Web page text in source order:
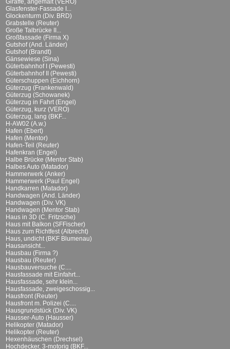
Giraffe, angemalt (VERO)
Glasfenster-Fassade I...
Glockenturm (Div. BRD)
Grabstelle (Reuter)
Große Talbrücke II...
Großfassade (Firma X)
Gutshof (And. Länder)
Gutshof (Brandt)
Gänsewiese (Sina)
Güterbahnhof I (Pewesti)
Güterbahnhof II (Pewesti)
Güterschuppen (Eichhorn)
Güterzug (Frankenwald)
Güterzug (Schowanek)
Güterzug in Fahrt (Engel)
Güterzug, kurz (VERO)
Güterzug, lang (BKF...
H-AW02 (A.w.)
Hafen (Ebert)
Hafen (Mentor)
Hafen-Teil (Reuter)
Hafenkran (Engel)
Halbe Brücke (Mentor Stab)
Halbes Auto (Matador)
Hammerwerk (Anker)
Hammerwerk (Paul Engel)
Handkarren (Matador)
Handwagen (And. Länder)
Handwagen (Div. VK)
Handwagen (Mentor Stab)
Haus in 3D (C. Fritzsche)
Haus mit Balkon (SFFischer)
Haus zum Richtfest (Albrecht)
Haus, undicht (BKF Blumenau)
Hausansicht...
Hausbau (Firma ?)
Hausbau (Reuter)
Hausbauversuche (C....
Hausfassade mit Einfahrt...
Hausfassade, sehr klein...
Hausfassade, zweigeschossig...
Hausfront (Reuter)
Hausfront m. Polizei (C....
Hausgrundstück (Div. VK)
Hausser-Auto (Hausser)
Helikopter (Matador)
Helikopter (Reuter)
Hexenhäuschen (Drechsel)
Hochdecker, 3-motorig (BKF...